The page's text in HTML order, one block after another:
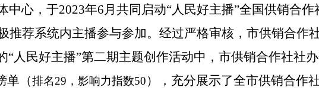
心，于2023年6月共同启动“人民好主播”全国供销合作
推荐系统内主播参与参加。经过严格审核，市供销合作
“人民好主播”第二期主题创作活动中，市供销合作社社
单（排名29，影响力指数50），充分展示了全市供销合作